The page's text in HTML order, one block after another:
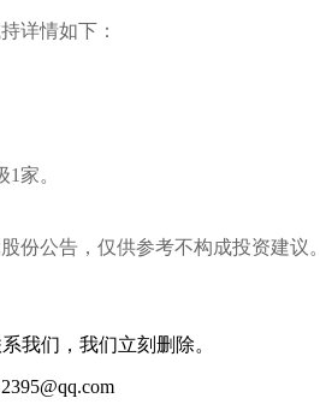
详情如下：
家。
份公告，仅供参考不构成投资建议。
我们，我们立刻删除。